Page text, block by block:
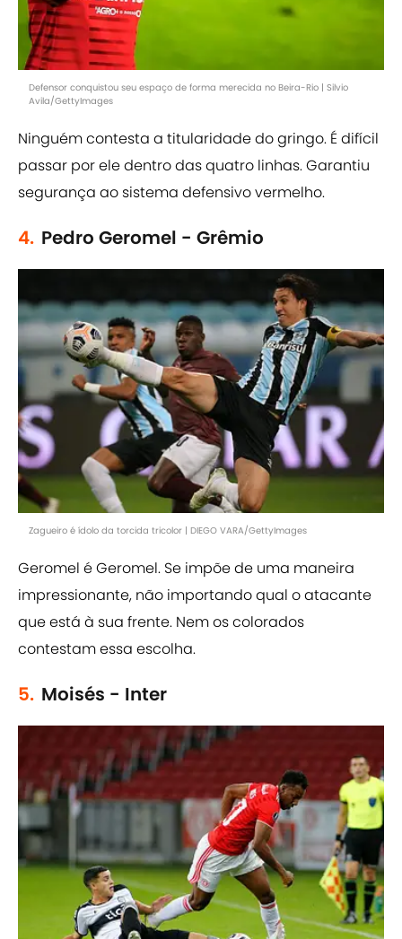
Defensor conquistou seu espaço de forma merecida no Beira-Rio | Silvio
Avila/GettyImages
Ninguém contesta a titularidade do gringo. É difícil
passar por ele dentro das quatro linhas. Garantiu
segurança ao sistema defensivo vermelho.
4. Pedro Geromel - Grêmio
Zagueiro é ídolo da torcida tricolor | DIEGO VARA/GettyImages
Geromel é Geromel. Se impõe de uma maneira
impressionante, não importando qual o atacante
que está à sua frente. Nem os colorados
contestam essa escolha.
5. Moisés - Inter